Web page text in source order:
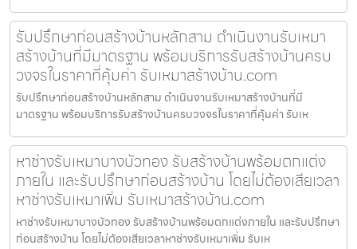
รับปรึกษาก่อนสร้างบ้านหลักสาม ดำเนินงานรับเหมา
สร้างบ้านที่มีมาตรฐาน พร้อมบริการรับสร้างบ้านครบ
วงจรในราคาที่คุ้มค่า รับเหมาสร้างบ้าน.com
รับปรึกษาก่อนสร้างบ้านหลักสาม ดำเนินงานรับเหมาสร้างบ้านที่มี
มาตรฐาน พร้อมบริการรับสร้างบ้านครบวงจรในราคาที่คุ้มค่า รับเห
หาช่างรับเหมาบางบัวทอง รับสร้างบ้านพร้อมตกแต่ง
ภายใน และรับปรึกษาก่อนสร้างบ้าน โดยไม่ต้องเสียเวลา
หาช่างรับเหมาเพิ่ม รับเหมาสร้างบ้าน.com
หาช่างรับเหมาบางบัวทอง รับสร้างบ้านพร้อมตกแต่งภายใน และรับปรึกษา
ก่อนสร้างบ้าน โดยไม่ต้องเสียเวลาหาช่างรับเหมาเพิ่ม รับเห